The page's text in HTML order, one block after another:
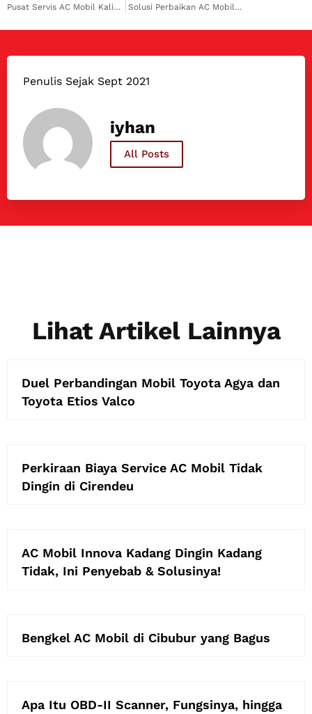
Pusat Servis AC Mobil Kalimalang, Solusi Masalah AC Anda Solusi Perbaikan AC Mobil Profesional di Kalimalang
Penulis Sejak Sept 2021
iyhan
All Posts
Lihat Artikel Lainnya
Duel Perbandingan Mobil Toyota Agya dan
Toyota Etios Valco
Perkiraan Biaya Service AC Mobil Tidak
Dingin di Cirendeu
AC Mobil Innova Kadang Dingin Kadang
Tidak, Ini Penyebab & Solusinya!
Bengkel AC Mobil di Cibubur yang Bagus
Apa Itu OBD-II Scanner, Fungsinya, hingga